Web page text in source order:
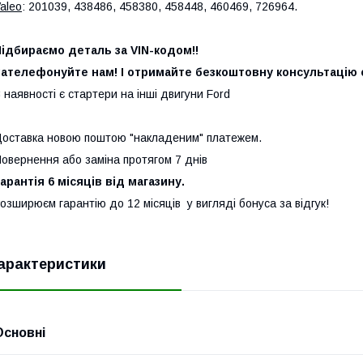
: 201039, 438486, 458380, 458448, 460469, 726964.
деталь за VIN-кодом!!
нам! І отримайте безкоштовну консультацію
наявності є стартери на інші двигуни Ford
новою поштою "накладеним" платежем.
або заміна протягом 7 днів
6 місяців від магазину.
гарантію до 12 місяців у вигляді бонуса за відгук!